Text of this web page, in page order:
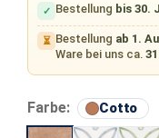
✓ Bestellung bis 30.
⏳ Bestellung ab 1.
Ware bei uns ca.
Farbe: Cotto